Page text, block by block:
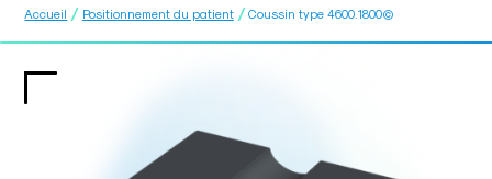
Accueil / Positionnement du patient / Coussin type 4600.1800©